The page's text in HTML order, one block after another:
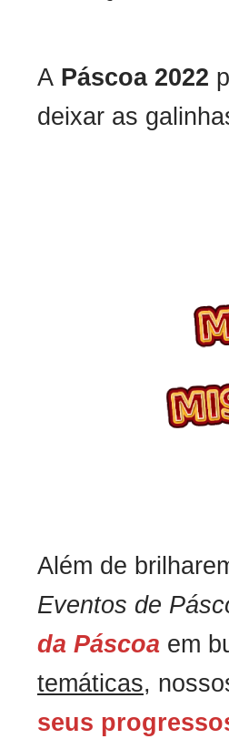
A Páscoa 2022
deixar as
Além de
Eventos de
da Páscoa em
temáticas,
seus